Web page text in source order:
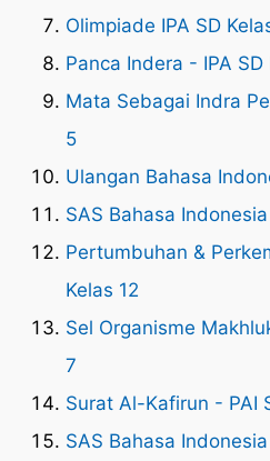
Olimpiade IPA SD
Panca Indera - IPA SD
Mata Sebagai Indra
5
Ulangan Bahasa
SAS Bahasa Indonesia
Pertumbuhan &
Kelas 12
Sel Organisme
7
Surat Al-Kafirun - PAI
SAS Bahasa